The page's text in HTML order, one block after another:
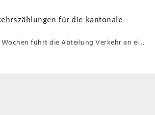
für die kantonale
In den kommenden Wochen führt die Abteilung Verkehr an einigen Standorten Verkehrszählungen durch.